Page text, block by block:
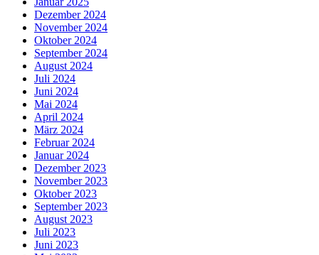
Dezember 2024
November 2024
Oktober 2024
September 2024
August 2024
Juli 2024
Juni 2024
Mai 2024
April 2024
März 2024
Februar 2024
Januar 2024
Dezember 2023
November 2023
Oktober 2023
September 2023
August 2023
Juli 2023
Juni 2023